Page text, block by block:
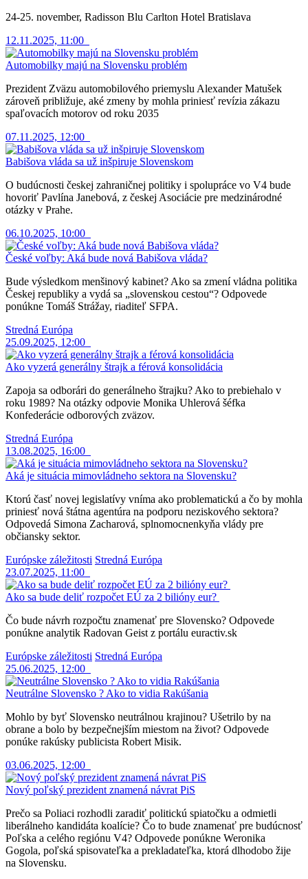
24-25. november, Radisson Blu Carlton Hotel Bratislava
12.11.2025, 11:00
Automobilky majú na Slovensku problém
Prezident Zväzu automobilového priemyslu Alexander Matušek
zároveň približuje, aké zmeny by mohla priniesť revízia zákazu
spaľovacích motorov od roku 2035
07.11.2025, 12:00
Babišova vláda sa už inšpiruje Slovenskom
O budúcnosti českej zahraničnej politiky i spolupráce vo V4 bude
hovoriť Pavlína Janebová, z českej Asociácie pre medzinárodné
otázky v Prahe.
06.10.2025, 10:00
České voľby: Aká bude nová Babišova vláda?
Bude výsledkom menšinový kabinet? Ako sa zmení vládna politika
Českej republiky a vydá sa „slovenskou cestou“? Odpovede
ponúkne Tomáš Strážay, riaditeľ SFPA.
Stredná Európa
25.09.2025, 12:00
Ako vyzerá generálny štrajk a férová konsolidácia
Zapoja sa odborári do generálneho štrajku? Ako to prebiehalo v
roku 1989? Na otázky odpovie Monika Uhlerová šéfka
Konfederácie odborových zväzov.
Stredná Európa
13.08.2025, 16:00
Aká je situácia mimovládneho sektora na Slovensku?
Ktorú časť novej legislatívy vníma ako problematickú a čo by mohla
priniesť nová štátna agentúra na podporu neziskového sektora?
Odpovedá Simona Zacharová, splnomocnenkyňa vlády pre
občiansky sektor.
Európske záležitosti Stredná Európa
23.07.2025, 11:00
Ako sa bude deliť rozpočet EÚ za 2 bilióny eur?
Čo bude návrh rozpočtu znamenať pre Slovensko? Odpovede
ponúkne analytik Radovan Geist z portálu euractiv.sk
Európske záležitosti Stredná Európa
25.06.2025, 12:00
Neutrálne Slovensko ? Ako to vidia Rakúšania
Mohlo by byť Slovensko neutrálnou krajinou? Ušetrilo by na
obrane a bolo by bezpečnejším miestom na život? Odpovede
ponúke rakúsky publicista Robert Misik.
03.06.2025, 12:00
Nový poľský prezident znamená návrat PiS
Prečo sa Poliaci rozhodli zaradiť politickú spiatočku a odmietli
liberálneho kandidáta koalície? Čo to bude znamenať pre budúcnosť
Poľska a celého regiónu V4? Odpovede ponúkne Weronika
Gogola, poľská spisovateľka a prekladateľka, ktorá dlhodobo žije
na Slovensku.